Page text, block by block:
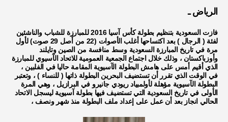
الرياض ـ
فازت السعودية بتنظيم بطولة كأس آسيا 2016 للمبارزة للشباب والناشئين
لفئة ( الرجال ) بعد اكتساحها أغلب الأصوات (22 من أصل 29 صوت) لأول
مرة في تاريخ المبارزة السعودية وسط منافسة من الصين وتايلند
وأوزباكستان ، وذلك خلال اجتماع الجمعية العمومية للاتحاد الآسيوي للمبارزة
الذي أقيم أمس على هامش البطولة الآسيوية المقامة حاليا في الفلبين ،
في الوقت الذي تقرر أن تستضيف البحرين البطولة ذاتها ( للنساء ) ، وتعتبر
البطولة الآسيوية مؤهلة لأولمبياد ريودي جانيرو في البرازيل ، وهي المرة
الأولى في تاريخ السعودية التي تستضيف فيها بطولة آسيوية ليسجل الاتحاد
الحالي انجاز بعد أن عمل على إعداد ملف البطولة منذ شهر ونصف ،